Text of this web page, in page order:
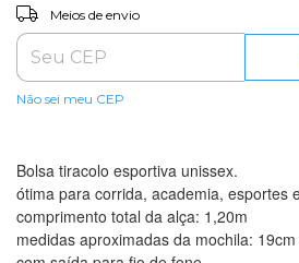
Entregas para o CEP:
Meios de envio
Não sei meu CEP
Bolsa tiracolo esportiva unissex.
ótima para corrida, academia, esportes
comprimento total da alça: 1,20m
medidas aproximadas da mochila: